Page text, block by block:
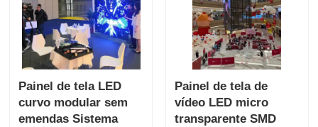
Painel de tela LED
curvo modular sem
emendas Sistema
Painel de tela de
vídeo LED micro
transparente SMD